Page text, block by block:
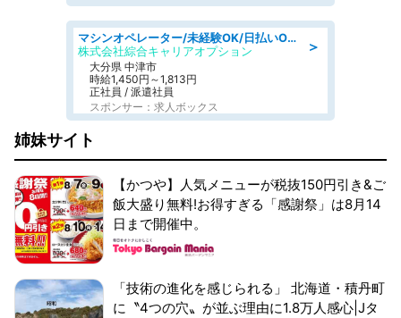
＞
マシンオペレーター/未経験OK/日払いOK/交替制/20・30・40代活躍中/製造 工場
株式会社綜合キャリアオプション
大分県 中津市
時給1,450円～1,813円
正社員 / 派遣社員
スポンサー：求人ボックス
姉妹サイト
【かつや】人気メニューが税抜150円引き&ご
飯大盛り無料!お得すぎる「感謝祭」は8月14
日まで開催中。
「技術の進化を感じられる」 北海道・積丹町
に〝4つの穴〟が並ぶ理由に1.8万人感心|Jタ